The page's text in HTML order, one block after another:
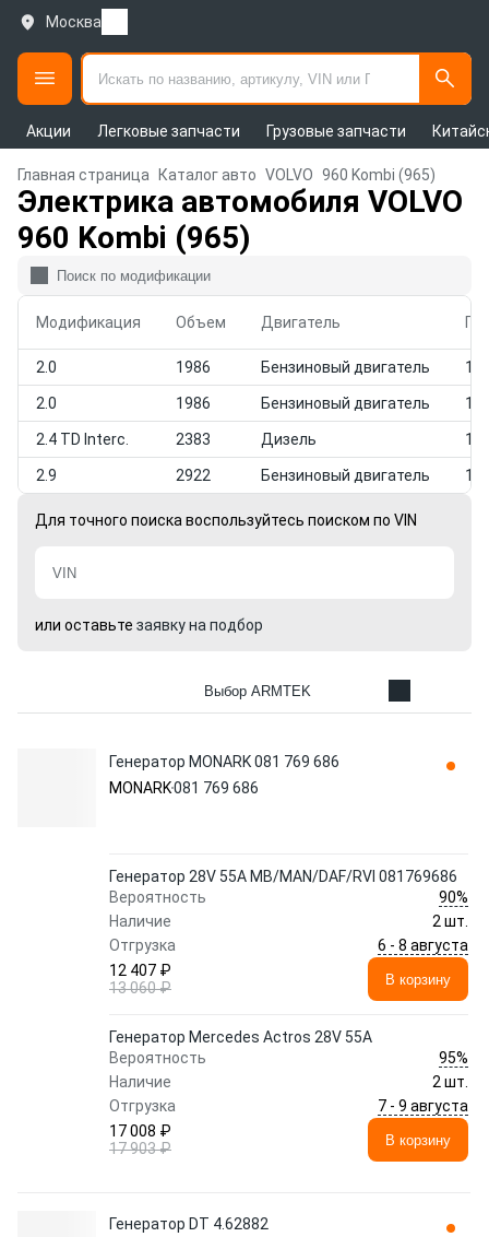
Москва
Акции Легковые запчасти Грузовые запчасти
Главная страница Каталог авто VOLVO 960 Kombi (965)
Электрика автомобиля VOLVO
960 Kombi (965)
Модификация Объем Двигатель
2.0 1986 Бензиновый двигатель
2.0 1986 Бензиновый двигатель
2.4 TD Interc. 2383 Дизель
2.9 2922 Бензиновый двигатель
Для точного поиска воспользуйтесь поиском по VIN
или оставьте заявку на подбор
Выбор ARMTEK
Генератор MONARK 081 769 686
MONARK081 769 686
Генератор 28V 55A MB/MAN/DAF/RVI 081769686
Вероятность
90%
Наличие
2 шт.
Отгрузка
6 - 8 августа
12 407 ₽
13 060 ₽
В корзину
Генератор Mercedes Actros 28V 55A
Вероятность
95%
Наличие
2 шт.
Отгрузка
7 - 9 августа
17 008 ₽
17 903 ₽
В корзину
Генератор DT 4.62882